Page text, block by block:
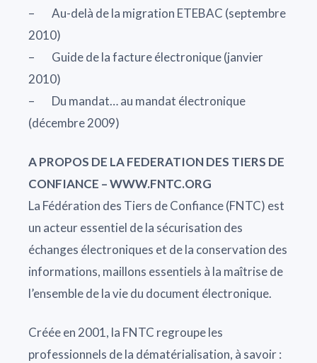
– Au-delà de la migration ETEBAC (septembre
2010)
– Guide de la facture électronique (janvier
2010)
– Du mandat… au mandat électronique
(décembre 2009)
A PROPOS DE LA FEDERATION DES TIERS DE
CONFIANCE – WWW.FNTC.ORG
La Fédération des Tiers de Confiance (FNTC) est
un acteur essentiel de la sécurisation des
échanges électroniques et de la conservation des
informations, maillons essentiels à la maîtrise de
l’ensemble de la vie du document électronique.
Créée en 2001, la FNTC regroupe les
professionnels de la dématérialisation, à savoir :